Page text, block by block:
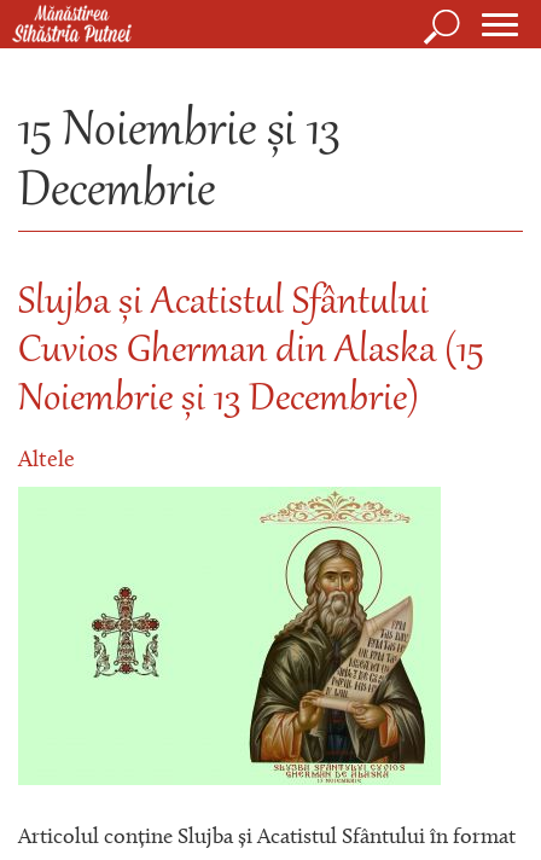
Mergi la conţinutul principal
Căutare
15 Noiembrie și 13
Decembrie
Slujba și Acatistul Sfântului
Cuvios Gherman din Alaska (15
Noiembrie și 13 Decembrie)
Altele
Articolul conține Slujba și Acatistul Sfântului în format